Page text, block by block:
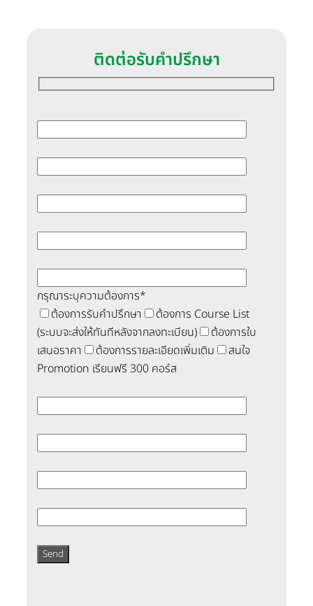
ติดต่อรับคำปรึกษา
กรุณาระบุความต้องการ*
ต้องการรับคำปรึกษา
ต้องการ Course List
(ระบบจะส่งให้ทันทีหลังจากลงทะเบียน)
ต้องการใบ
เสนอราคา
ต้องการรายละเอียดเพิ่มเติม
สนใจ
Promotion เรียนฟรี 300 คอร์ส